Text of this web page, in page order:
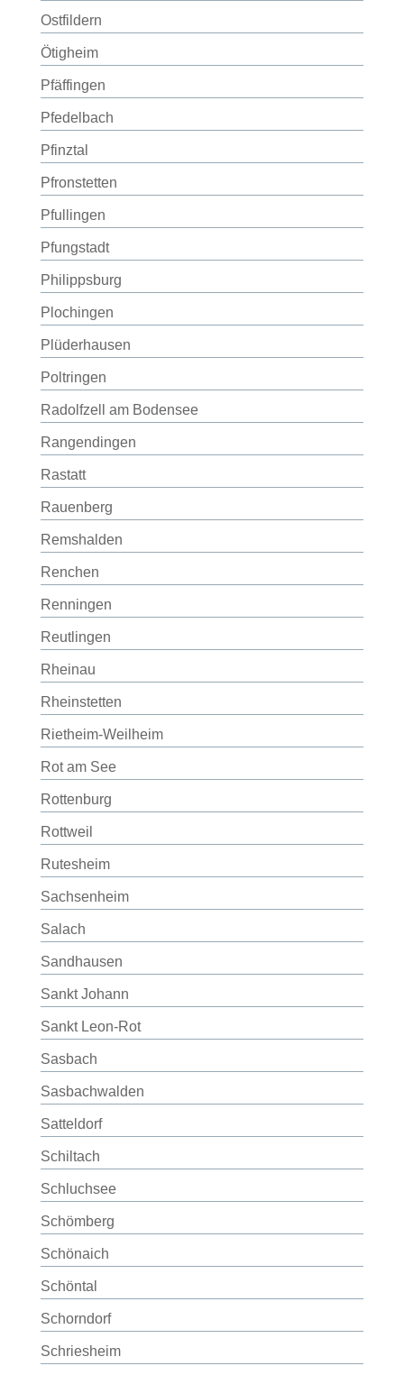
Ostfildern
Ötigheim
Pfäffingen
Pfedelbach
Pfinztal
Pfronstetten
Pfullingen
Pfungstadt
Philippsburg
Plochingen
Plüderhausen
Poltringen
Radolfzell am Bodensee
Rangendingen
Rastatt
Rauenberg
Remshalden
Renchen
Renningen
Reutlingen
Rheinau
Rheinstetten
Rietheim-Weilheim
Rot am See
Rottenburg
Rottweil
Rutesheim
Sachsenheim
Salach
Sandhausen
Sankt Johann
Sankt Leon-Rot
Sasbach
Sasbachwalden
Satteldorf
Schiltach
Schluchsee
Schömberg
Schönaich
Schöntal
Schorndorf
Schriesheim